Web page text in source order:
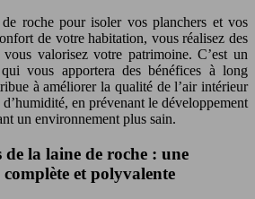
roche pour isoler vos planchers et vos
de votre habitation, vous réalisez des
vous valorisez votre patrimoine. C’est un
qui vous apportera des bénéfices à long
à améliorer la qualité de l’air intérieur
en prévenant le développement
un environnement plus sain.
la laine de roche : une
et polyvalente